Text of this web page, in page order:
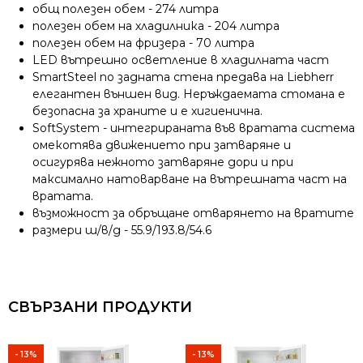
общ полезен обем - 274 литра
полезен обем на хладилника - 204 литра
полезен обем на фризера - 70 литра
LED вътрешно осветление в хладилната част
SmartSteel по задната стена предава на Liebherr
елегантен външен вид. Неръждаемата стомана е
безопасна за храните и е хигиенична.
SoftSystem - интегрираната във вратата система
омекотява движението при затваряне и
осигурява нежното затваряне дори и при
максимално натоварване на вътрешната част на
вратата.
възможност за обръщане отварянето на вратите
размери ш/в/д - 55.9/193.8/54.6
СВЪРЗАНИ ПРОДУКТИ
- 13% - 13%